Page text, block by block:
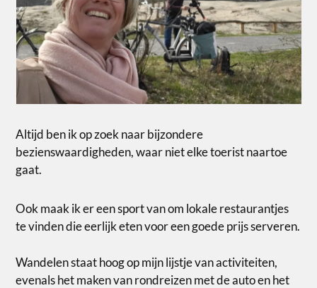
Altijd ben ik op zoek naar bijzondere
bezienswaardigheden, waar niet elke toerist naartoe
gaat.
Ook maak ik er een sport van om lokale restaurantjes
te vinden die eerlijk eten voor een goede prijs serveren.
Wandelen staat hoog op mijn lijstje van activiteiten,
evenals het maken van rondreizen met de auto en het